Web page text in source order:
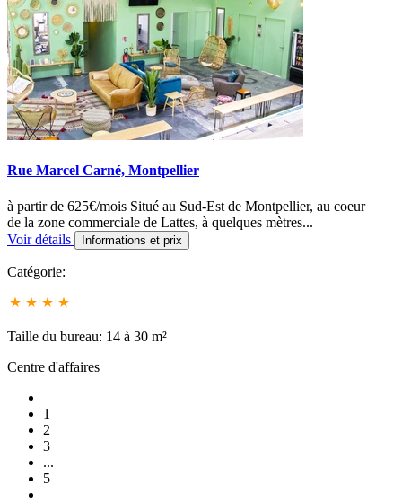
Rue Marcel Carné, Montpellier
à partir de 625€/mois Situé au Sud-Est de Montpellier, au coeur
de la zone commerciale de Lattes, à quelques mètres...
Voir détails
Informations et prix
Catégorie:
Taille du bureau: 14 à 30 m²
Centre d'affaires
1
2
3
...
5